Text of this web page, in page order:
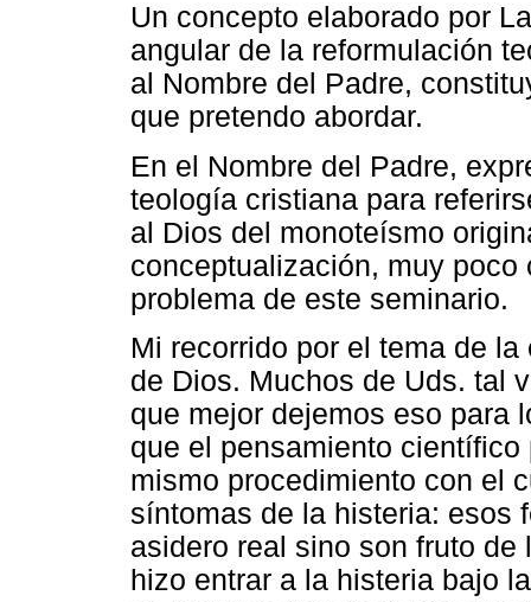
Un concepto elaborado por
angular de la reformulación
al Nombre del Padre,
que pretendo abordar.
En el Nombre del Padre,
teología cristiana para
al Dios del monoteísmo
conceptualización, muy
problema de este seminario.
Mi recorrido por el tema de
de Dios. Muchos de Uds. tal
que mejor dejemos eso para
que el pensamiento
mismo procedimiento con el
síntomas de la histeria: esos
asidero real sino son fruto
hizo entrar a la histeria bajo